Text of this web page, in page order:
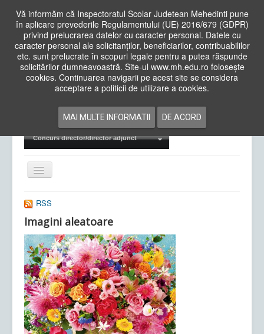
Vă informăm că Inspectoratul Scolar Judetean Mehedinti pune
în aplicare prevederile Regulamentului (UE) 2016/679 (GDPR)
privind prelucrarea datelor cu caracter personal. Datele cu
caracter personal ale solicitanților, beneficiarilor, contribuabililor
etc. sunt prelucrate în scopuri legale pentru a putea răspunde
solicitărilor dumneavoastră. Site-ul www.mh.edu.ro folosește
cookies. Continuarea navigarii pe acest site se considera
acceptare a politicii de utilizare a cookies.
MAI MULTE INFORMATII DE ACORD
Cauta
in
siteAcasa Cadre Didactice
Examene Naționale
Concurs director/director adjunct
Comută
navigarea
Ultimele articole: Vi, 04.11.2022 -Inspectoratul Școlar
Județean Mehedinți
RSS
Imagini aleatoare